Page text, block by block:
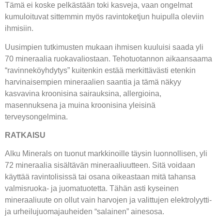
Tämä ei koske pelkästään toki kasveja, vaan ongelmat
kumuloituvat sittemmin myös ravintoketjun huipulla oleviin
ihmisiin.
Uusimpien tutkimusten mukaan ihmisen kuuluisi saada yli
70 mineraalia ruokavaliostaan. Tehotuotannon aikaansaama
“ravinneköyhdytys” kuitenkin estää merkittävästi etenkin
harvinaisempien mineraalien saantia ja tämä näkyy
kasvavina kroonisina sairauksina, allergioina,
masennuksena ja muina kroonisina yleisinä
terveysongelmina.
RATKAISU
Alku Minerals on tuonut markkinoille täysin luonnollisen, yli
72 mineraalia sisältävän mineraaliuutteen. Sitä voidaan
käyttää ravintolisissä tai osana oikeastaan mitä tahansa
valmisruoka- ja juomatuotetta. Tähän asti kyseinen
mineraaliuute on ollut vain harvojen ja valittujen elektrolyytti-
ja urheilujuomajauheiden “salainen” ainesosa.